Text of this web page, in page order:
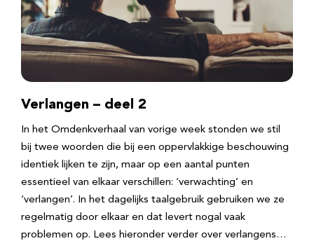
Verlangen – deel 2
In het Omdenkverhaal van vorige week stonden we stil
bij twee woorden die bij een oppervlakkige beschouwing
identiek lijken te zijn, maar op een aantal punten
essentieel van elkaar verschillen: ‘verwachting’ en
‘verlangen’. In het dagelijks taalgebruik gebruiken we ze
regelmatig door elkaar en dat levert nogal vaak
problemen op. Lees hieronder verder over verlangens…